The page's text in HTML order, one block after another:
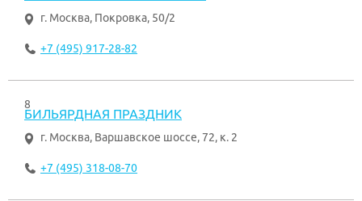
г. Москва, Покровка, 50/2
+7 (495) 917-28-82
8
БИЛЬЯРДНАЯ ПРАЗДНИК
г. Москва, Варшавское шоссе, 72, к. 2
+7 (495) 318-08-70